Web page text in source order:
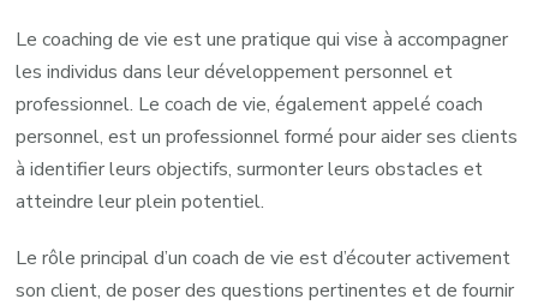
Le coaching de vie est une pratique qui vise à accompagner
les individus dans leur développement personnel et
professionnel. Le coach de vie, également appelé coach
personnel, est un professionnel formé pour aider ses clients
à identifier leurs objectifs, surmonter leurs obstacles et
atteindre leur plein potentiel.
Le rôle principal d’un coach de vie est d’écouter activement
son client, de poser des questions pertinentes et de fournir